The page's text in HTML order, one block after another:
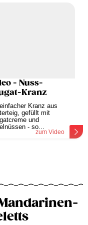
- Nuss-
Kranz
Kranz aus
gefüllt mit
und
- so...
zum Video